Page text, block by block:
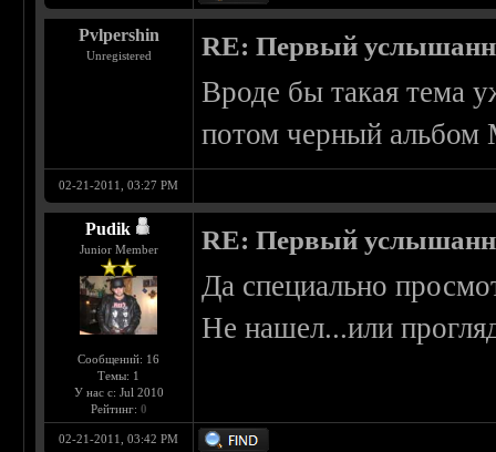
Pvlpershin
Unregistered RE: Первый
Вроде бы такая тема
потом черный альбом
02-21-2011, 03:27 PM
Pudik
Junior Member
Сообщений: 16
Темы: 1
У нас с: Jul 2010
Рейтинг: 0
RE: Первый
Да специально
Не нашел...или
02-21-2011, 03:42 PM